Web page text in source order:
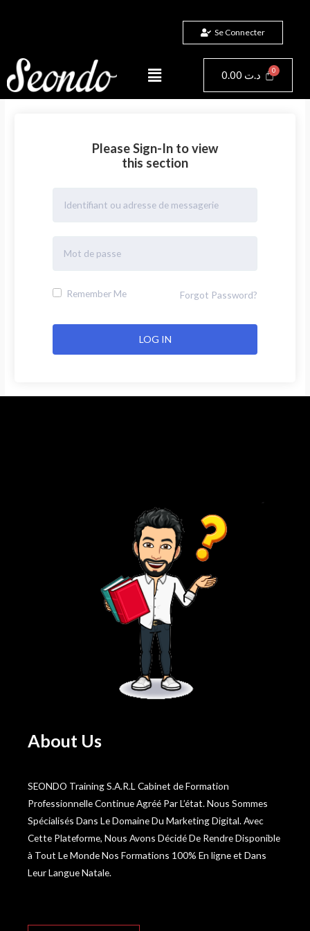
Se Connecter
Menu 0.00 د.ت Panier
Please Sign-In to view
this section
Remember Me Forgot Password?
About Us
SEONDO Training S.A.R.L Cabinet de Formation
Professionnelle Continue Agréé Par L’état. Nous Sommes
Spécialisés Dans Le Domaine Du Marketing Digital. Avec
Cette Plateforme, Nous Avons Décidé De Rendre Disponible
à Tout Le Monde Nos Formations 100% En ligne et Dans
Leur Langue Natale.